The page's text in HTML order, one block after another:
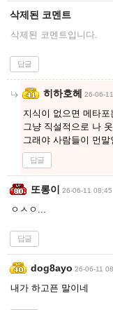
삭제된 코멘트
삭제된 코멘트입니다.
답글
히하호헤 26-06-
지식이 없으면 메타포
그냥 직설적으로 나
그래야 사람들이 먼말
답글
또롱이 26-06-11 08:45
ㅇㅅㅇ...
답글
dog8ayo 26-06-11
내가 하고픈 말이네